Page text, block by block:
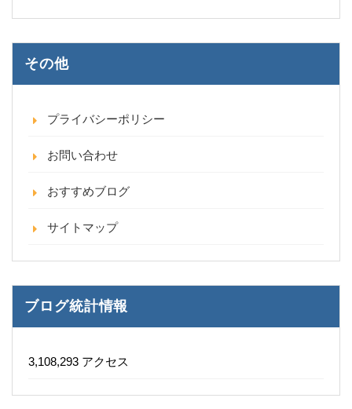
その他
プライバシーポリシー
お問い合わせ
おすすめブログ
サイトマップ
ブログ統計情報
3,108,293 アクセス